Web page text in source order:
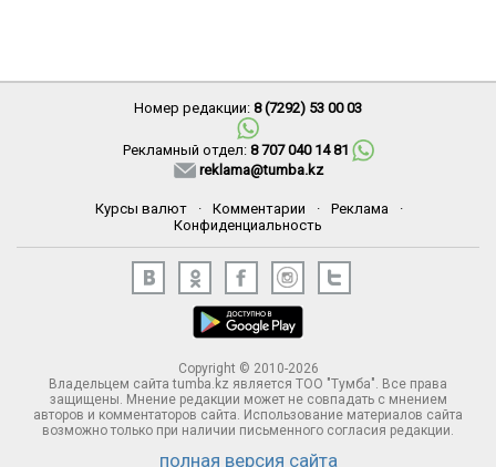
Номер редакции: 8 (7292) 53 00 03
Рекламный отдел: 8 707 040 14 81
reklama@tumba.kz
Курсы валют · Комментарии · Реклама
·
Конфиденциальность
Copyright © 2010-2026
Владельцем сайта tumba.kz является ТОО "Тумба". Все права
защищены. Мнение редакции может не совпадать с мнением
авторов и комментаторов сайта. Использование материалов сайта
возможно только при наличии письменного согласия редакции.
полная версия сайта